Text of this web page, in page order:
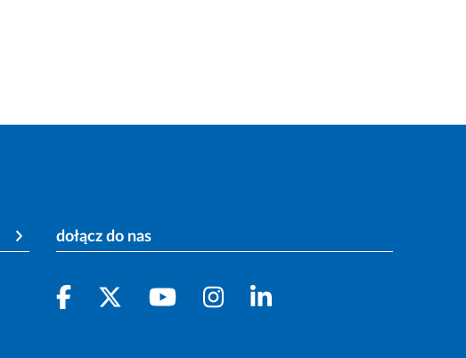
dołącz do nas